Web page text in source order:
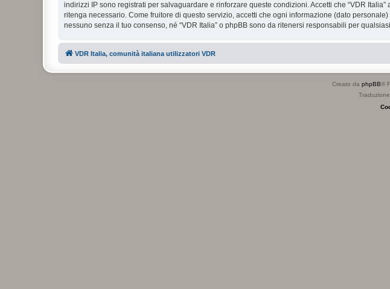
indirizzi IP sono registrati per salvaguardare e rinforzare queste condizioni. Accetti che “VDR
ritenga necessario. Come fruitore di questo servizio, accetti che ogni informazione (dato
nessuno senza il tuo consenso, né “VDR Italia” o phpBB sono da ritenersi responsabili per
VDR Italia, comunità italiana utilizzatori VDR
Creato da phpBB®